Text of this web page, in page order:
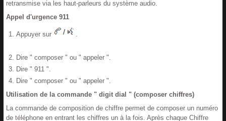
retransmise via les haut-parleurs du système audio.
Appel d'urgence 911
Appuyer sur .
Dire " composer " ou " appeler ".
Dire " 911 ".
Dire " composer " ou " appeler ".
Utilisation de la commande " digit dial " (composer chiffres)
La commande de composition de chiffre permet de composer un numéro
de téléphone en entrant les chiffres un à la fois. Après chaque Chiffre